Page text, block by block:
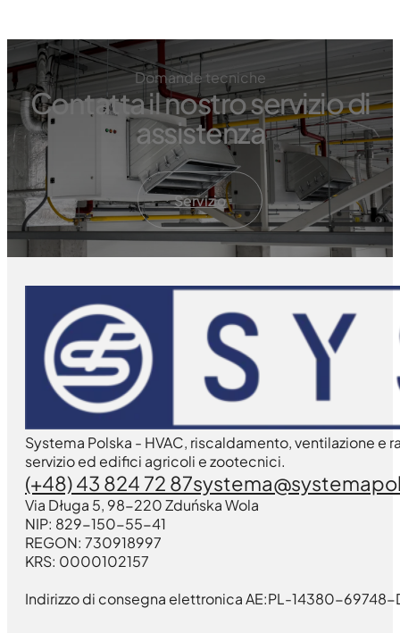
Domande tecniche
Contatta il nostro servizio di
assistenza
Servizio
Systema Polska - HVAC, riscaldamento, ventilazione
servizio ed edifici agricoli e zootecnici.
(+48) 43 824 72 87
Via Długa 5, 98-220 Zduńska Wola
NIP: 829-150-55-41
REGON: 730918997
KRS: 0000102157
Indirizzo di consegna elettronica AE:PL-14380-69748-